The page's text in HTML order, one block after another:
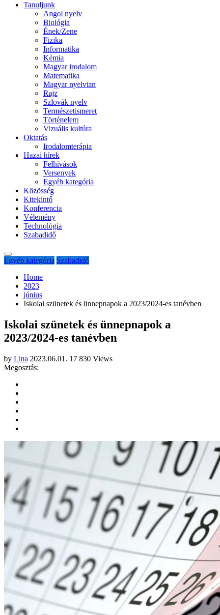
Tanuljunk
Angol nyelv
Biológia
Ének/Zene
Fizika
Informatika
Kémia
Magyar irodalom
Matematika
Magyar nyelvtan
Rajz
Szlovák nyelv
Természetismeret
Történelem
Vizuális kultúra
Oktatás
Irodalomterápia
Hazai hírek
Felhívások
Versenyek
Egyéb kategória
Közösség
Kitekintő
Konferencia
Vélemény
Technológia
Szabadidő
Egyéb kategória Szabadidő
Home
2023
június
Iskolai szünetek és ünnepnapok a 2023/2024-es tanévben
Iskolai szünetek és ünnepnapok a
2023/2024-es tanévben
by Lina 2023.06.01. 17 830 Views
Megosztás: